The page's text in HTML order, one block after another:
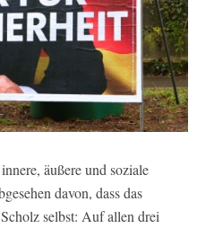
äußere und soziale
davon, dass das
selbst: Auf allen drei